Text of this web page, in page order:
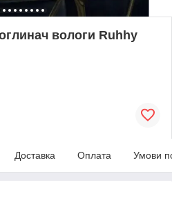
вологи Ruhhy
Доставка Оплата Умови